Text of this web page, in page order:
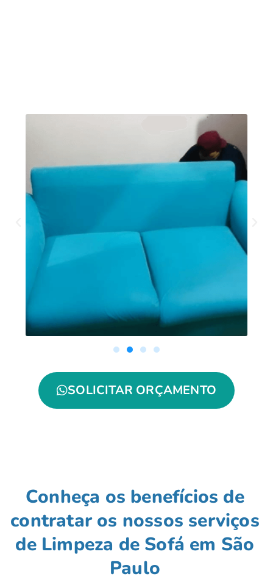
SOLICITAR ORÇAMENTO
Conheça os benefícios de
contratar os nossos serviços
de Limpeza de Sofá em São
Paulo